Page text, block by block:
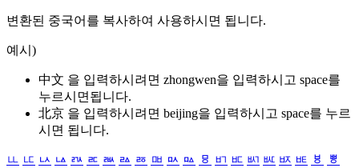
변환된 중국어를 복사하여 사용하시면 됩니다.
예시)
中文 을 입력하시려면 zhongwen을 입력하시고 space를
누르시면됩니다.
北京 을 입력하시려면 beijing을 입력하시고 space를 누르
시면 됩니다.
ㅥ ㅦ ㅧ ㅨ ㅩ ㅪ ㅫ ㅬ ㅭ ㅮ ㅯ ㅰ ㅱ ㅲ ㅳ ㅴ ㅵ ㅶ ㅷ ㅸ
ㅹ